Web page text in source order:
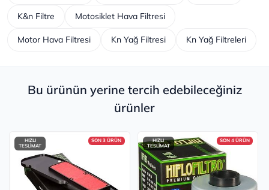
K&n Filtre Motosiklet Hava Filtresi
Motor Hava Filtresi Kn Yağ Filtresi Kn Yağ Filtreleri
Bu ürünün yerine tercih edebileceğiniz
ürünler
HIZLI
TESLİMAT
SON 3 ÜRÜN
HIZLI
TESLİMAT
SON 4 ÜRÜN